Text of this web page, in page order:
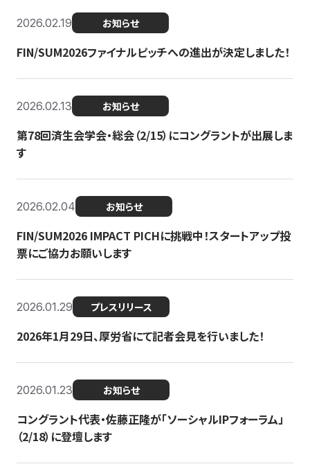
2026.02.19 お知らせ
FIN/SUM2026ファイナルピッチへの進出が決定しました！
2026.02.13 お知らせ
第78回済生会学会・総会（2/15）にコングラントが出展しま
す
2026.02.04 お知らせ
FIN/SUM2026 IMPACT PICHに挑戦中！スタートアップ投
票にご協力お願いします
2026.01.29 プレスリリース
2026年1月29日、厚労省にて記者会見を行いました！
2026.01.23 お知らせ
コングラント代表・佐藤正隆が「ソーシャルIPフォーラム」
（2/18）に登壇します